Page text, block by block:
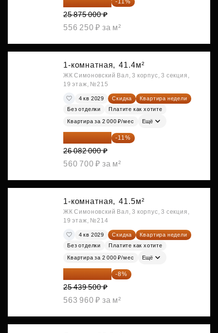
25 875 000 ₽
556 250 ₽ за м²
1-комнатная, 41.4м²
ЖК Симоновский Вал, 3 корпус, 3 секция,
19 этаж, №215
4 кв 2029 Скидка
Квартира недели
Без отделки
Платите как хотите
Квартира за 2 000 ₽/мес Ещё
23 212 980 ₽ -11%
26 082 000 ₽
560 700 ₽ за м²
1-комнатная, 41.5м²
ЖК Симоновский Вал, 3 корпус, 3 секция,
19 этаж, №214
4 кв 2029 Скидка
Квартира недели
Без отделки
Платите как хотите
Квартира за 2 000 ₽/мес Ещё
23 404 340 ₽ -8%
25 439 500 ₽
563 960 ₽ за м²